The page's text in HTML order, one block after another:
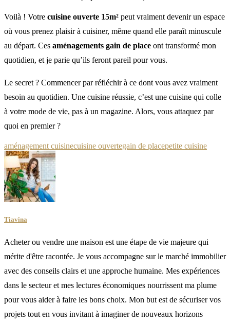
Voilà ! Votre cuisine ouverte 15m² peut vraiment devenir un espace
où vous prenez plaisir à cuisiner, même quand elle paraît minuscule
au départ. Ces aménagements gain de place ont transformé mon
quotidien, et je parie qu’ils feront pareil pour vous.
Le secret ? Commencer par réfléchir à ce dont vous avez vraiment
besoin au quotidien. Une cuisine réussie, c’est une cuisine qui colle
à votre mode de vie, pas à un magazine. Alors, vous attaquez par
quoi en premier ?
aménagement cuisinecuisine ouvertegain de placepetite cuisine
Tiavina
Acheter ou vendre une maison est une étape de vie majeure qui
mérite d'être racontée. Je vous accompagne sur le marché immobilier
avec des conseils clairs et une approche humaine. Mes expériences
dans le secteur et mes lectures économiques nourrissent ma plume
pour vous aider à faire les bons choix. Mon but est de sécuriser vos
projets tout en vous invitant à imaginer de nouveaux horizons